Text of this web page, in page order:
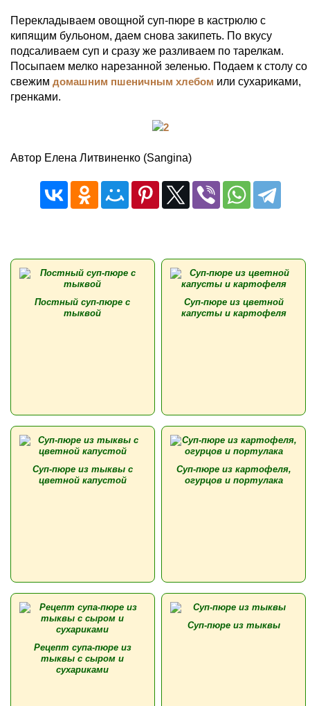
Перекладываем овощной суп-пюре в кастрюлю с
кипящим бульоном, даем снова закипеть. По вкусу
подсаливаем суп и сразу же разливаем по тарелкам.
Посыпаем мелко нарезанной зеленью. Подаем к столу со
свежим домашним пшеничным хлебом или сухариками,
гренками.
Автор Елена Литвиненко (Sangina)
Постный суп-пюре с
тыквой
Суп-пюре из цветной
капусты и картофеля
Суп-пюре из тыквы с
цветной капустой
Суп-пюре из картофеля,
огурцов и портулака
Рецепт супа-пюре из
тыквы с сыром и
сухариками
Суп-пюре из тыквы